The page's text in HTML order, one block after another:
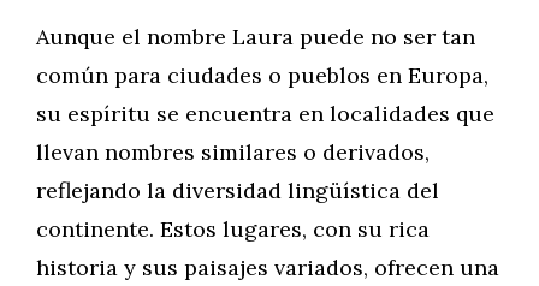
Aunque el nombre Laura puede no ser tan
común para ciudades o pueblos en Europa,
su espíritu se encuentra en localidades que
llevan nombres similares o derivados,
reflejando la diversidad lingüística del
continente. Estos lugares, con su rica
historia y sus paisajes variados, ofrecen una